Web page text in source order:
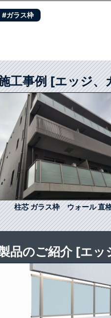
#ガラス枠
工事例 [エッジ、
柱芯 ガラス枠 ウォール 直
品のご紹介 [エッ